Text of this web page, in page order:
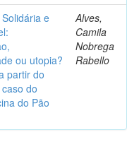
e
ou utopia?
partir do
do
do Pão
Alves,
Camila
Nobrega
Rabello